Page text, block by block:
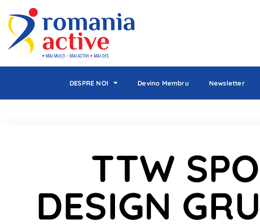
DESPRE NOI Devino Membru Newsletter
TTW
DESIGN